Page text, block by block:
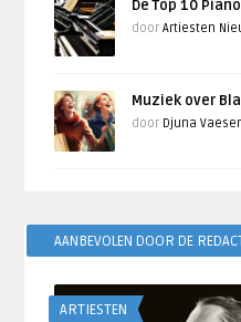
De Top 10
doorArtiesten
Muziek over
door Djuna
AANBEVOLEN DOOR DE
ARTIESTEN